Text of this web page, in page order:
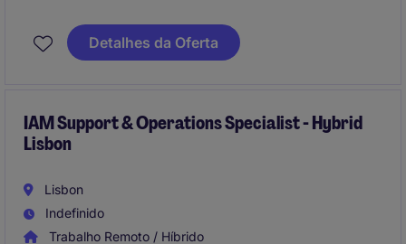
escritórios de Lisboa (Lisbon) e que irá reportar à
Responsável de Equipa. Irá desenvolver e gerir
carteira existente.
Detalhes da Oferta
IAM Support & Operations Specialist - Hybrid
Lisbon
Lisbon
Indefinido
Trabalho Remoto / Híbrido